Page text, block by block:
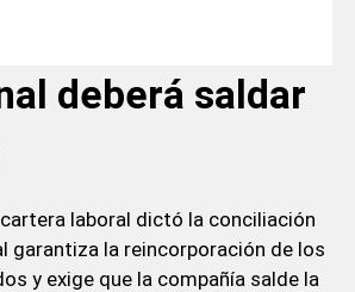
deberá saldar
cartera laboral dictó la conciliación
garantiza la reincorporación de los
y exige que la compañía salde la